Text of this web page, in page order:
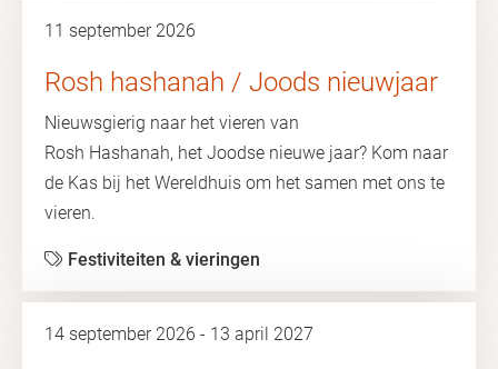
11 september 2026
Rosh hashanah / Joods nieuwjaar
Nieuwsgierig naar het vieren van
Rosh Hashanah, het Joodse nieuwe jaar? Kom naar
de Kas bij het Wereldhuis om het samen met ons te
vieren.
Festiviteiten & vieringen
14 september 2026 - 13 april 2027